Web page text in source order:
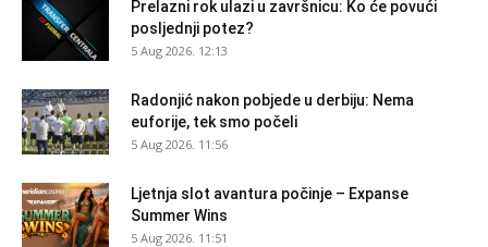
Prelazni rok ulazi u završnicu: Ko će povući
posljednji potez?
5 Aug 2026. 12:13
Radonjić nakon pobjede u derbiju: Nema
euforije, tek smo počeli
5 Aug 2026. 11:56
Ljetnja slot avantura počinje – Expanse
Summer Wins
5 Aug 2026. 11:51